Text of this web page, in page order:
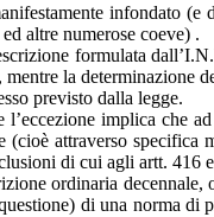
infondato
altre numerose coeve) .
formulata
la determinazione
previsto dalla legge.
implica che
attraverso
di cui agli artt. 416
ordinaria
di una norma